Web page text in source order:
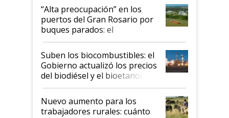
“Alta preocupación” en los
puertos del Gran Rosario por
buques parados: el
funcionamiento de las
exportadoras en tensión tras
la medida de fuerza de los
prácticos
Suben los biocombustibles: el
Gobierno actualizó los precios
del biodiésel y el bioetanol
Nuevo aumento para los
trabajadores rurales: cuánto